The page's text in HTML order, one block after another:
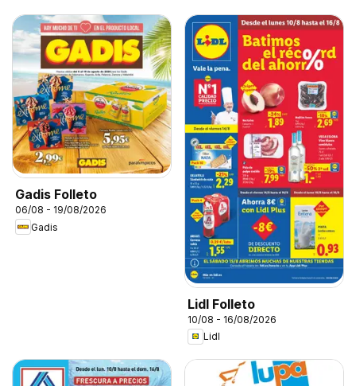
Gadis Folleto
06/08 - 19/08/2026
Gadis
Lidl Folleto
10/08 - 16/08/2026
Lidl